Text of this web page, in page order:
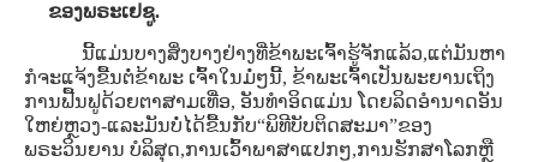
ຂອງພຣະເຢຊູ.
ນີ້ແມ່ນບາງສິ່ງບາງຢ່າງທີ່ຂ້າພະເຈົ້າຮູ້ຈັກແລ້ວ,ແຕ່ມັນຫາ
ກໍຈະແຈ້ງຂື້ນຕໍ່ຂ້າພະ ເຈົ້າໃນມໍ່ໆນີ້, ຂ້າພະເຈົ້າເປັນພະຍານເຖິງ
ການຟື້ນຟູດ້ວຍຕາສາມເທື່ອ, ອັນທໍາອິດແມ່ນ ໂດຍລິດອໍານາດອັນ
ໃຫຍ່ຫຼວງ-ແລະມັນບໍ່ໄດ້ຂື້ນກັບ“ພິທີບັບຕິດສະມາ”ຂອງ
ພຣະວິນຍານ ບໍລິສຸດ,ການເວົ້າພາສາແປກໆ,ການຮັກສາໂລກຫຼື